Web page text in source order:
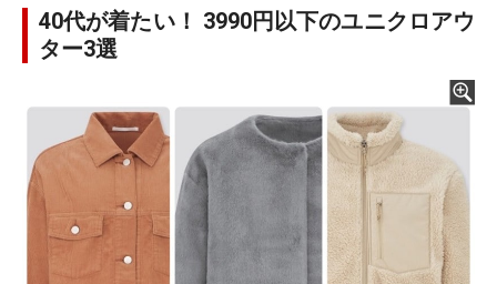
40代が着たい！ 3990円以下のユニクロアウ
ター3選